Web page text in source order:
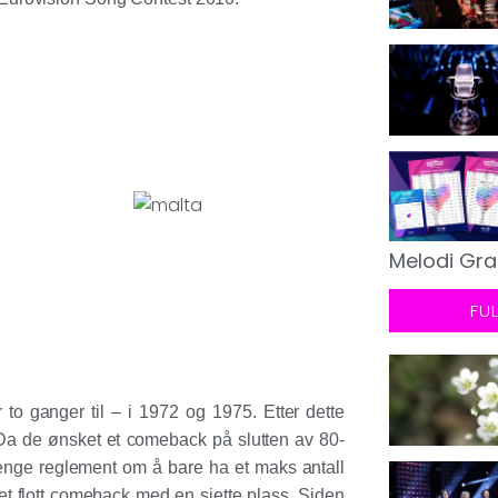
to ganger til – i 1972 og 1975. Etter dette
de ønsket et comeback på slutten av 80-
reglement om å bare ha et maks antall
Melodi